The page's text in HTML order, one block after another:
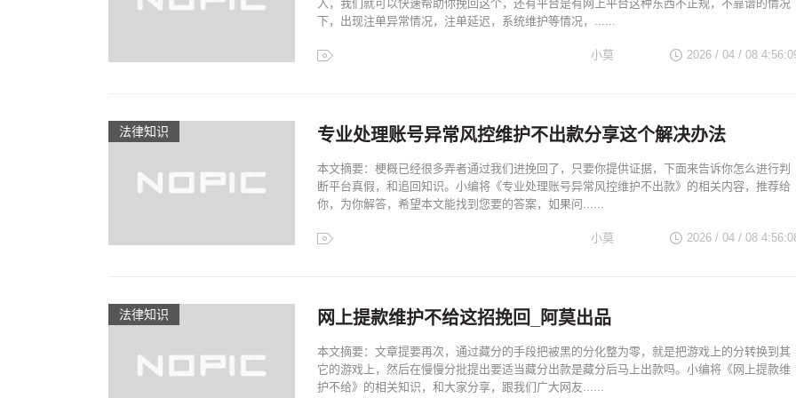
入，我们就可以快速帮助你挽回这个，还有平台是有网上平台这种东西不正规，不靠谱的情况
下，出现注单异常情况，注单延迟，系统维护等情况，......
2026 / 04 / 08
小莫
法律知识 专业处理账号异常风控维护不出款分享这个解决办法
本文摘要：梗概已经很多弄者通过我们进挽回了，只要你提供证据，下面来告诉你怎么进行判
断平台真假，和追回知识。小编将《专业处理账号异常风控维护不出款》的相关内容，推荐给
你，为你解答，希望本文能找到您要的答案，如果问......
2026 / 04 / 08
小莫
法律知识 网上提款维护不给这招挽回_阿莫出品
本文摘要：文章提要再次，通过藏分的手段把被黑的分化整为零，就是把游戏上的分转换到其
它的游戏上，然后在慢慢分批提出要适当藏分出款是藏分后马上出款吗。小编将《网上提款维
护不给》的相关知识，和大家分享，跟我们广大网友......